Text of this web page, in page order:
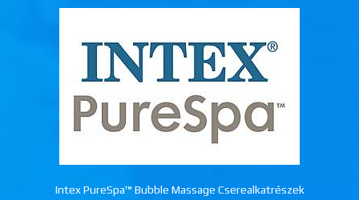
Intex PureSpa™ Bubble Massage Cserealkatrészek